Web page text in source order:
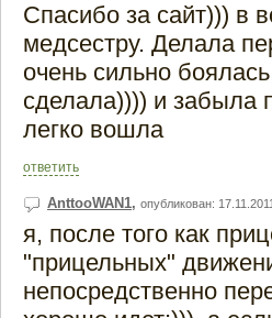
Спасибо за сайт))) в
медсестру. Делала
очень сильно
сделала)))) и забыла
легко вошла
ответить
AnttooWAN1, опубликован: 17.11.2011
я, после того как
"прицельных"
непосредственно